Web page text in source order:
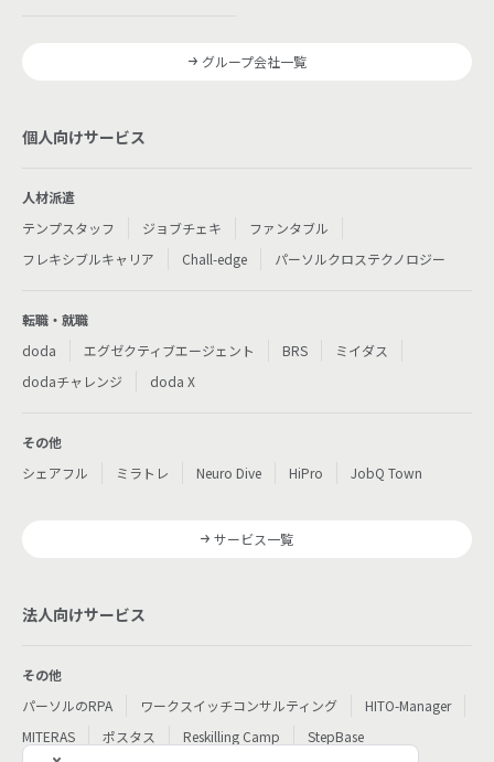
グループ会社一覧
個人向けサービス
人材派遣
テンプスタッフ
ジョブチェキ
ファンタブル
フレキシブルキャリア
Chall-edge パーソルクロステクノロジー
転職・就職
doda
エグゼクティブエージェント BRS
ミイダス
dodaチャレンジ
doda X
その他
シェアフル
ミラトレ Neuro Dive HiPro JobQ Town
サービス一覧
法人向けサービス
その他
パーソルのRPA
ワークスイッチコンサルティング
HITO-Manager
MITERAS
ポスタス Reskilling Camp StepBase